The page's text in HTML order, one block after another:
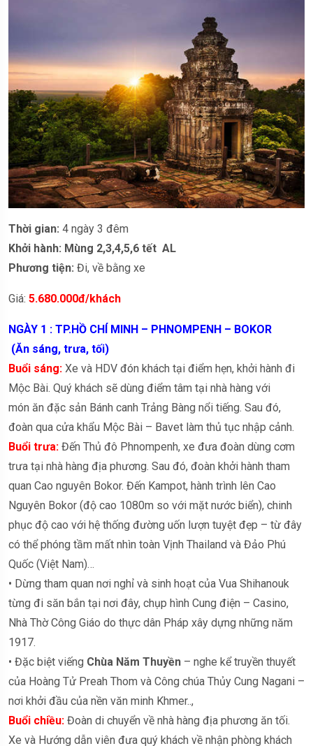
Thời gian: 4 ngày 3 đêm
Khởi hành: Mùng 2,3,4,5,6 tết AL
Phương tiện: Đi, về bằng xe
Giá: 5.680.000đ/khách
NGÀY 1 : TP.HỒ CHÍ MINH – PHNOMPENH – BOKOR
(Ăn sáng, trưa, tối)
Buổi sáng: Xe và HDV đón khách tại điểm hẹn, khởi hành đi
Mộc Bài. Quý khách sẽ dùng điểm tâm tại nhà hàng với
món ăn đặc sản Bánh canh Trảng Bàng nổi tiếng. Sau đó,
đoàn qua cửa khẩu Mộc Bài – Bavet làm thủ tục nhập cảnh.
Buổi trưa: Đến Thủ đô Phnompenh, xe đưa đoàn dùng cơm
trưa tại nhà hàng địa phương. Sau đó, đoàn khởi hành tham
quan Cao nguyên Bokor. Đến Kampot, hành trình lên Cao
Nguyên Bokor (độ cao 1080m so với mặt nước biển), chinh
phục độ cao với hệ thống đường uốn lượn tuyệt đẹp – từ đây
có thể phóng tầm mất nhìn toàn Vịnh Thailand và Đảo Phú
Quốc (Việt Nam)…
• Dừng tham quan nơi nghỉ và sinh hoạt của Vua Shihanouk
từng đi săn bắn tại nơi đây, chụp hình Cung điện – Casino,
Nhà Thờ Công Giáo do thực dân Pháp xây dựng những năm
1917.
• Đặc biệt viếng Chùa Năm Thuyền – nghe kể truyền thuyết
của Hoàng Tử Preah Thom và Công chúa Thủy Cung Nagani –
nơi khởi đầu của nền văn minh Khmer..,
Buổi chiều: Đoàn di chuyển về nhà hàng địa phương ăn tối.
Xe và Hướng dẫn viên đưa quý khách về nhận phòng khách